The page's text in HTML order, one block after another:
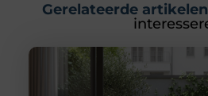
Gerelateerde artikelen